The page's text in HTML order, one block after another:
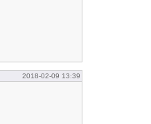
2018-02-09 13:39